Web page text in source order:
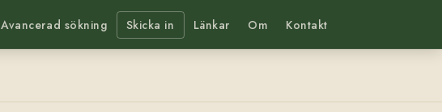
Avancerad sökning Skicka in Länkar Om Kontakt